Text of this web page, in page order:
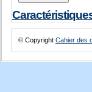
© Copyright Cahier des